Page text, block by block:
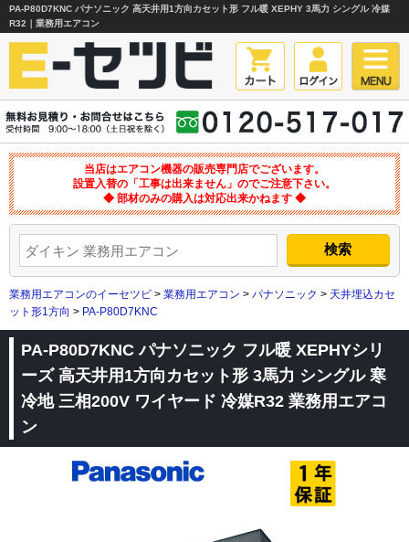
PA-P80D7KNC パナソニック 高天井用1方向カセット形 フル暖 XEPHY 3馬力 シングル 冷媒
R32｜業務用エアコン
当店はエアコン機器の販売専門店でございます。
設置入替の「工事は出来ません」のでご注意下さい。
◆ 部材のみの購入は対応出来かねます ◆
業務用エアコンのイーセツビ > 業務用エアコン > パナソニック > 天井埋込カセ
ット形1方向 > PA-P80D7KNC
PA-P80D7KNC パナソニック フル暖 XEPHYシリ
ーズ 高天井用1方向カセット形 3馬力 シングル 寒
冷地 三相200V ワイヤード 冷媒R32 業務用エアコ
ン